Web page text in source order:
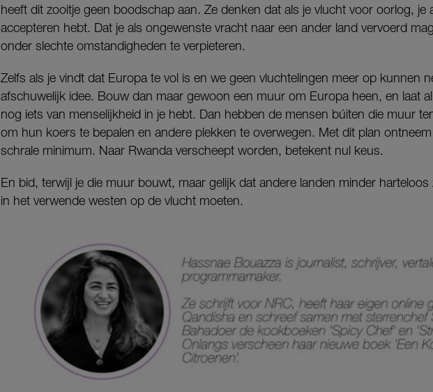
heeft dit zooitje geen boodschap aan. Ze denken dat als je vlucht voor oorlog, je
accepteren hebt. Dat je als ongewenste vracht naar een ander land vervoerd
onder slechte omstandigheden te verpieteren.
Zelfs als je vindt dat Europa te vol is en we geen vluchtelingen meer op kunnen
afschuwelijk idee. Bouw dan maar gewoon een muur om Europa heen, en laat
nog iets van menselijkheid in je hebt. Dan hebben de mensen búiten die muur
om hun koers te bepalen en andere plekken te overwegen. Met dit plan
schrale minimum. Naar Rwanda verscheept worden, betekent nul keus.
En bid, terwijl je die muur bouwt, maar gelijk dat andere landen minder
in het verwende westen op de vlucht moeten.